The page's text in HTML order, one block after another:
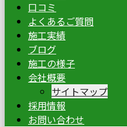
口コミ
よくあるご質問
施工実績
ブログ
施工の様子
会社概要
サイトマップ
採用情報
お問い合わせ